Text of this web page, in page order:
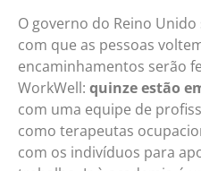
O governo do Reino
com que as pessoas
encaminhamentos serão
WorkWell: quinze estão
com uma equipe de
como terapeutas
com os indivíduos para